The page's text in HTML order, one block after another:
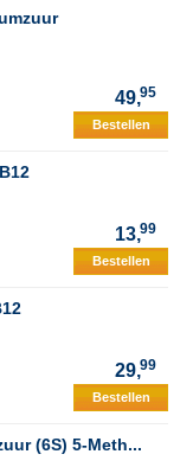
49,95
Bestellen
13,99
Bestellen
29,99
Bestellen
(6S) 5-Meth...